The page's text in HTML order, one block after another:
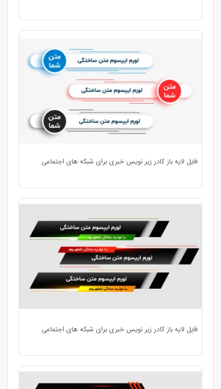
فایل لایه باز کادر زیر نویس خبری برای شبکه های اجتماعی
فایل لایه باز کادر زیر نویس خبری برای شبکه های اجتماعی